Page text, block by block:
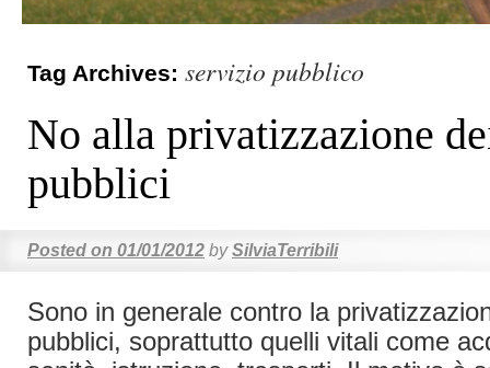
Tag Archives: servizio pubblico
No alla privatizzazione
pubblici
Posted on 01/01/2012 by SilviaTerribili
Sono in generale contro la
pubblici, soprattutto quelli vitali come